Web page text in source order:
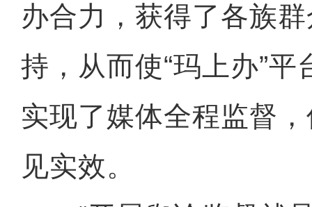
办合力，获得了各族
持，从而使“玛上办”
实现了媒体全程监督
见实效。